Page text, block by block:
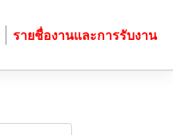
รายชื่องานและการรับงาน